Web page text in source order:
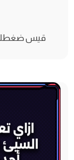
قيس ضغطك